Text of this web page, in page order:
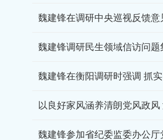
魏建锋调研民生领域信访问题
以良好家风涵养清朗党风政
魏建锋参加省纪委监委办公厅